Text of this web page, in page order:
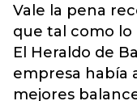
Vale la pena
que tal como lo
El Heraldo de
empresa había
mejores